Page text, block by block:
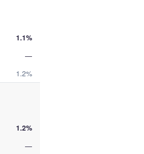
1.1%
—
1.2%
1.2%
—